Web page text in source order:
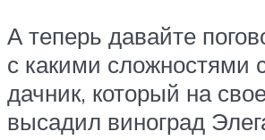
А теперь давайте
с какими сложностями
дачник, который на
высадил виноград